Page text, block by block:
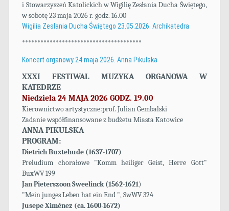
i Stowarzyszeń Katolickich w Wigilię Zesłania Ducha Świętego,
w sobotę 23 maja 2026 r. godz. 16.00
Wigilia Zesłania Ducha Świętego 23.05.2026. Archikatedra
***************************************
Koncert organowy 24 maja 2026. Anna Pikulska
XXXI FESTIWAL MUZYKA ORGANOWA W
KATEDRZE
Niedziela 24 MAJA 2026 GODZ. 19.00
Kierownictwo artystyczne:prof. Julian Gembalski
Zadanie współfinansowane z budżetu Miasta Katowice
ANNA PIKULSKA
PROGRAM:
Dietrich Buxtehude (1637-1707)
Preludium chorałowe "Komm heiliger Geist, Herre Gott"
BuxWV 199
Jan Pieterszoon Sweelinck (1562-1621)
"Mein junges Leben hat ein End ", SwWV 324
Jusepe Ximénez (ca. 1600-1672)